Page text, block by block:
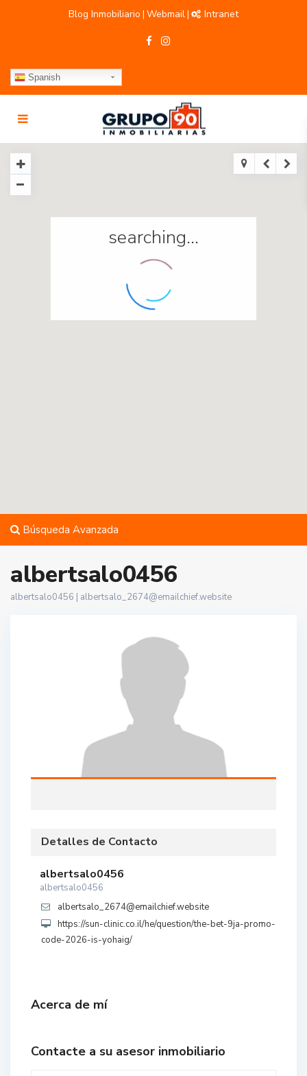
Blog Inmobiliario | Webmail| Intranet
Spanish
searching...
Búsqueda Avanzada
albertsalo0456
albertsalo0456 | albertsalo_2674@emailchief.website
Detalles de Contacto
albertsalo0456
albertsalo0456
albertsalo_2674@emailchief.website
https://sun-clinic.co.il/he/question/the-bet-9ja-promo-
code-2026-is-yohaig/
Acerca de mí
Contacte a su asesor inmobiliario